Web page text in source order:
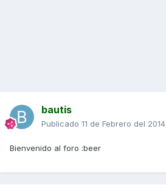
bautis
Publicado 11 de Febrero del 2014
Bienvenido al foro :beer